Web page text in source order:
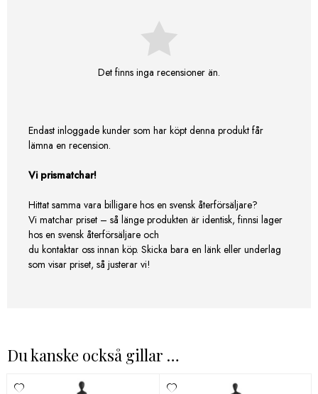
Det finns inga recensioner än.
Endast inloggade kunder som har köpt denna produkt får
lämna en recension.
Vi prismatchar!
Hittat samma vara billigare hos en svensk återförsäljare?
Vi matchar priset – så länge produkten är identisk, finnsi lager
hos en svensk återförsäljare och
du kontaktar oss innan köp. Skicka bara en länk eller underlag
som visar priset, så justerar vi!
Du kanske också gillar …